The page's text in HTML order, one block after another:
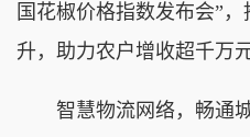
国花椒价格指数发布会”
升，助力农户增收超千万元
智慧物流网络，畅通城